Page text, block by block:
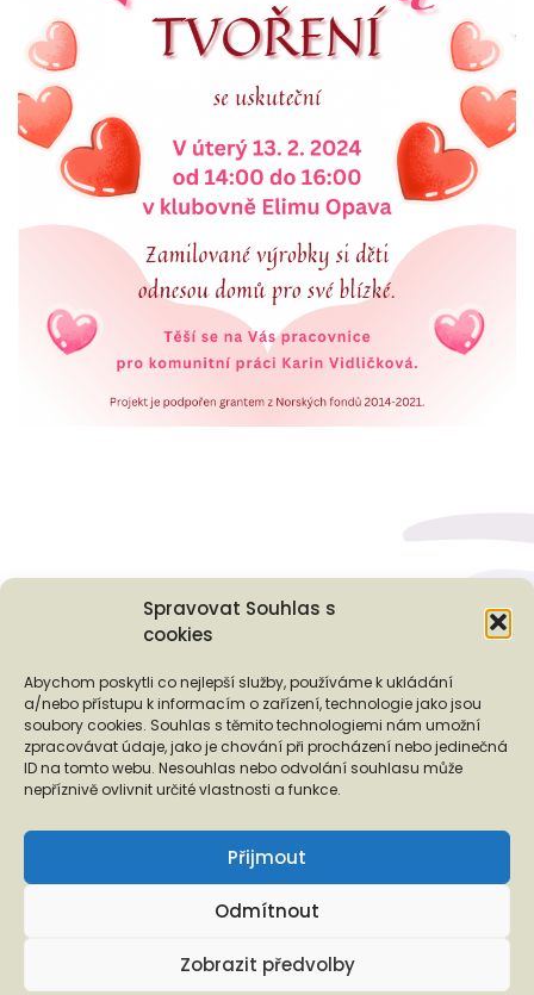
Spravovat Souhlas s
cookies
Abychom poskytli co nejlepší služby, používáme k ukládání
a/nebo přístupu k informacím o zařízení, technologie jako jsou
soubory cookies. Souhlas s těmito technologiemi nám umožní
zpracovávat údaje, jako je chování při procházení nebo jedinečná
ID na tomto webu. Nesouhlas nebo odvolání souhlasu může
nepříznivě ovlivnit určité vlastnosti a funkce.
Přijmout
Odmítnout
Zobrazit předvolby
Podporují nás...
❬ ❭